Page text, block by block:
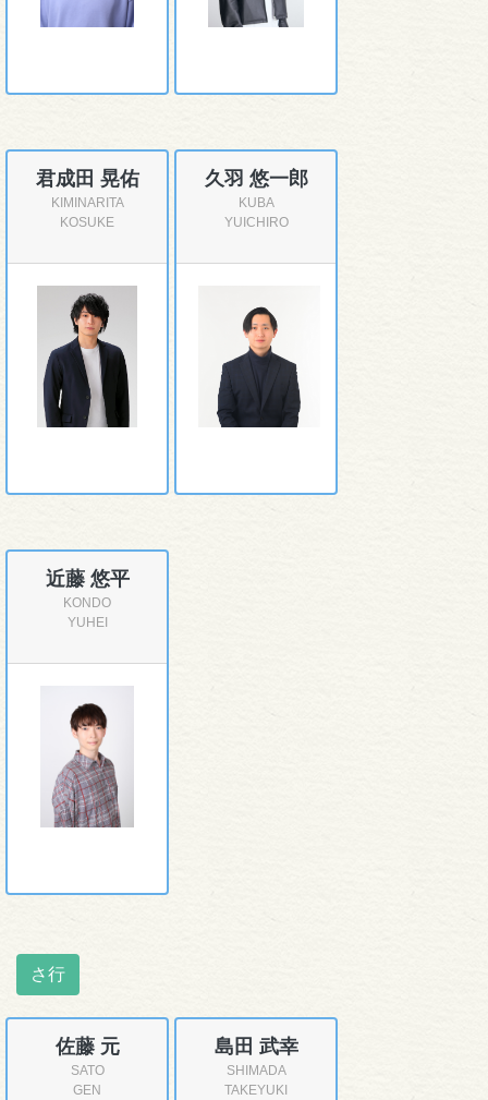
君成田 晃佑
KIMINARITA
KOSUKE
久羽 悠一郎
KUBA
YUICHIRO
近藤 悠平
KONDO
YUHEI
さ行
佐藤 元
SATO
GEN
島田 武幸
SHIMADA
TAKEYUKI